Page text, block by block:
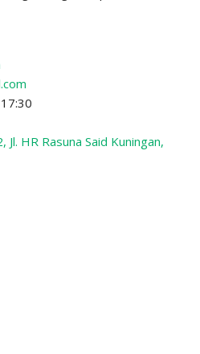
Jl. HR Rasuna Said Kuningan,